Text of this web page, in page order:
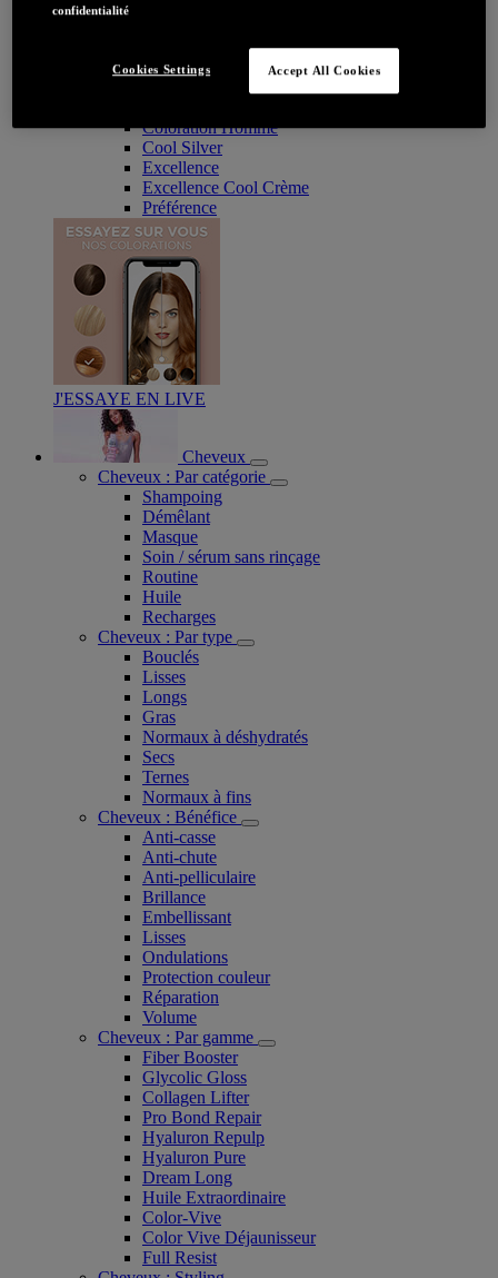
Coloration : Par gamme
Age Perfect
Coloration Homme
Cool Silver
Excellence
Excellence Cool Crème
Préférence
J'ESSAYE EN LIVE
Cheveux
Cheveux : Par catégorie
Shampoing
Démêlant
Masque
Soin / sérum sans rinçage
Routine
Huile
Recharges
Cheveux : Par type
Bouclés
Lisses
Longs
Gras
Normaux à déshydratés
Secs
Ternes
Normaux à fins
Cheveux : Bénéfice
Anti-casse
Anti-chute
Anti-pelliculaire​
Brillance
Embellissant
Lisses
Ondulations
Protection couleur​
Réparation
Volume
Cheveux : Par gamme
Fiber Booster
Glycolic Gloss
Collagen Lifter
Pro Bond Repair
Hyaluron Repulp
Hyaluron Pure
Dream Long
Huile Extraordinaire
Color-Vive
Color Vive Déjaunisseur
Full Resist
confidentialité
Cookies Settings Accept All Cookies